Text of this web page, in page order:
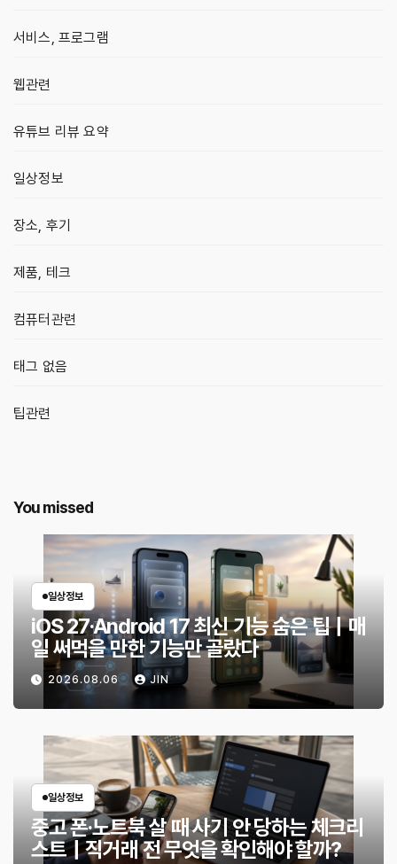
서비스, 프로그램
웹관련
유튜브 리뷰 요약
일상정보
장소, 후기
제품, 테크
컴퓨터관련
태그 없음
팁관련
You missed
일상정보
iOS 27·Android 17 최신 기능 숨은 팁｜매
일 써먹을 만한 기능만 골랐다
2026.08.06 JIN
일상정보
중고 폰·노트북 살 때 사기 안 당하는 체크리
스트｜직거래 전 무엇을 확인해야 할까?